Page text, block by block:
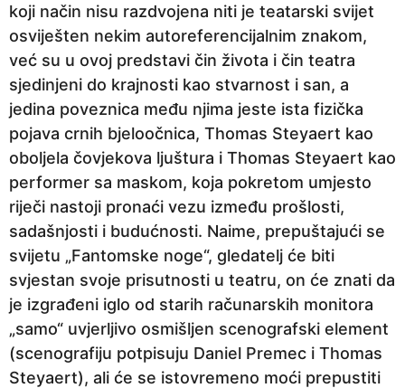
koji način nisu razdvojena niti je teatarski svijet
osviješten nekim autoreferencijalnim znakom,
već su u ovoj predstavi čin života i čin teatra
sjedinjeni do krajnosti kao stvarnost i san, a
jedina poveznica među njima jeste ista fizička
pojava crnih bjeloočnica, Thomas Steyaert kao
oboljela čovjekova ljuštura i Thomas Steyaert kao
performer sa maskom, koja pokretom umjesto
riječi nastoji pronaći vezu između prošlosti,
sadašnjosti i budućnosti. Naime, prepuštajući se
svijetu „Fantomske noge“, gledatelj će biti
svjestan svoje prisutnosti u teatru, on će znati da
je izgrađeni iglo od starih računarskih monitora
„samo“ uvjerljivo osmišljen scenografski element
(scenografiju potpisuju Daniel Premec i Thomas
Steyaert), ali će se istovremeno moći prepustiti